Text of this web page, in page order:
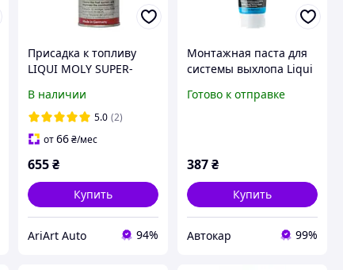
Присадка к топливу
LIQUI MOLY SUPER-
В наличии
5.0 (2)
от66 ₴/мес
655 ₴
Купить
AriArt Auto 94%
Монтажная паста для
системы выхлопа Liqui
Paste 0.15л
Готово к отправке
387₴
Купить
Автокар 99%